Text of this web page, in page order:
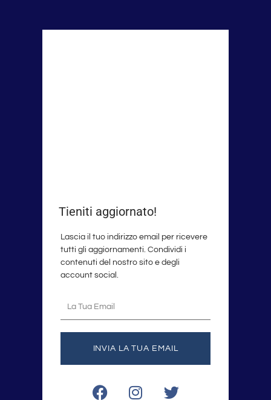
Tieniti aggiornato!
Lascia il tuo indirizzo email per ricevere
tutti gli aggiornamenti. Condividi i
contenuti del nostro sito e degli
account social.
INVIA LA TUA EMAIL
F
I
T